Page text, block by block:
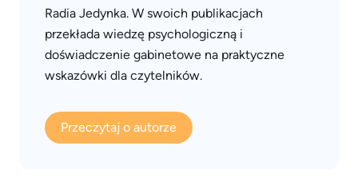
Radia Jedynka. W swoich publikacjach
przekłada wiedzę psychologiczną i
doświadczenie gabinetowe na praktyczne
wskazówki dla czytelników.
Przeczytaj o autorze